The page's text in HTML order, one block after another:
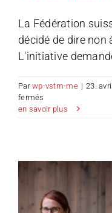
La Fédération
décidé de dire non
L'initiative
Parwp-vstm-me | 23.
fermés
NON
à
en savoir plus